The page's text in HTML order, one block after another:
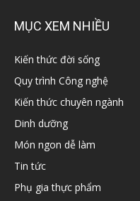
MỤC XEM NHIỀU
Kiến thức đời sống
Quy trình Công nghệ
Kiến thức chuyên ngành
Dinh dưỡng
Món ngon dễ làm
Tin tức
Phụ gia thực phẩm